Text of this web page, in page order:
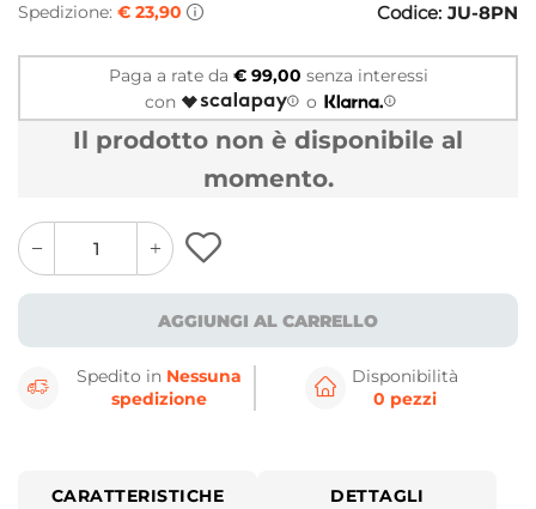
Spedizione: € 23,90 Codice: JU-8PN
Paga a rate da € 99,00 senza interessi
con
o
Il prodotto non è disponibile al
momento.
quantity
button
quantity
minus
button
AGGIUNGI AL CARRELLO
Spedito in Nessuna
spedizione
Disponibilità
0 pezzi
CARATTERISTICHE DETTAGLI